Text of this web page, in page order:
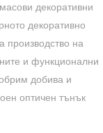
декоративни
декоративно
производство на
и функционални
добива и
оптичен тънък